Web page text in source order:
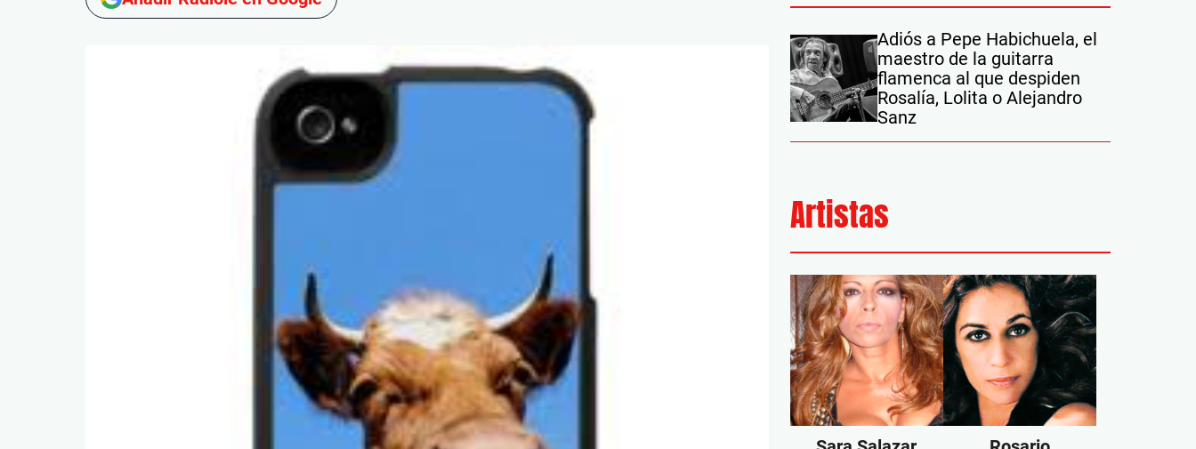
Adiós a Pepe Habichuela, el
maestro de la guitarra
flamenca al que despiden
Rosalía, Lolita o Alejandro
Sanz
Artistas